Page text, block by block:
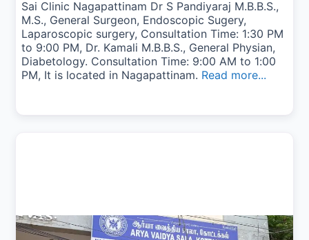
Sai Clinic Nagapattinam Dr S Pandiyaraj M.B.B.S.,
M.S., General Surgeon, Endoscopic Sugery,
Laparoscopic surgery, Consultation Time: 1:30 PM
to 9:00 PM, Dr. Kamali M.B.B.S., General Physian,
Diabetology. Consultation Time: 9:00 AM to 1:00
PM, It is located in Nagapattinam. Read more...